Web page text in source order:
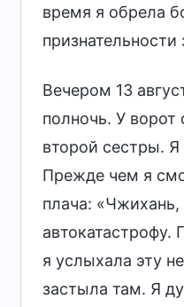
время я обрела
Вечером 13
полночь. У
второй сестры. Я
Прежде чем я
плача:
автокатастрофу.
я услыхала эту
застыла там. Я